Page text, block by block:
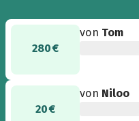
280 €
von Tom
20 €
von Niloo